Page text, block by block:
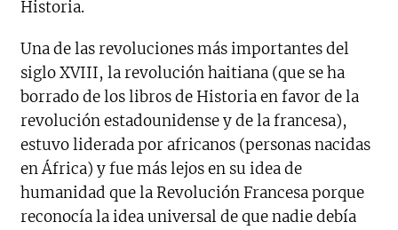
Historia.
Una de las revoluciones más importantes del
siglo XVIII, la revolución haitiana (que se ha
borrado de los libros de Historia en favor de la
revolución estadounidense y de la francesa),
estuvo liderada por africanos (personas nacidas
en África) y fue más lejos en su idea de
humanidad que la Revolución Francesa porque
reconocía la idea universal de que nadie debía